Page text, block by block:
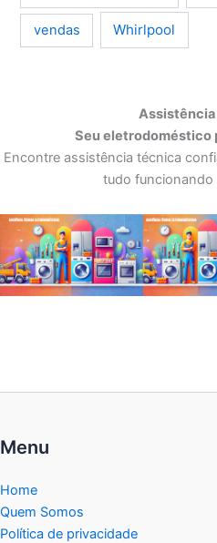
vendas Whirlpool
Seu eletrodoméstico
Encontre assistência técnica
tudo funcionando
Menu
Home
Quem Somos
Política de privacidade